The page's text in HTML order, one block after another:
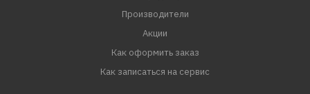
Производители
Акции
Как оформить заказ
Как записаться на сервис